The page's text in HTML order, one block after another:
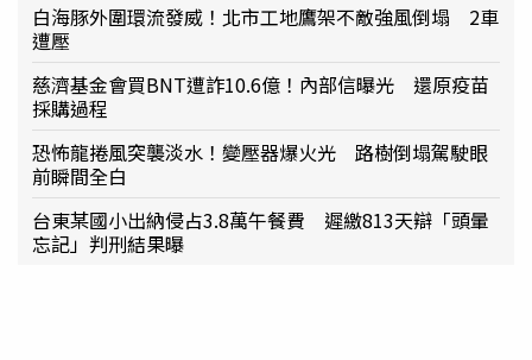
白海豚外圍環流發威！北市工地鷹架不敵強風倒塌 2車
遭壓
慈濟基金會買BNT遭詐10.6億！內部信曝光 還原疫苗
採購過程
恐怖龍捲風突襲淡水！變壓器爆火光 路樹倒塌駕駛眼
前瞬間全白
台東某國小出納侵占3.8萬午餐費 遲繳813天辯「頭暈
忘記」判刑結果曝